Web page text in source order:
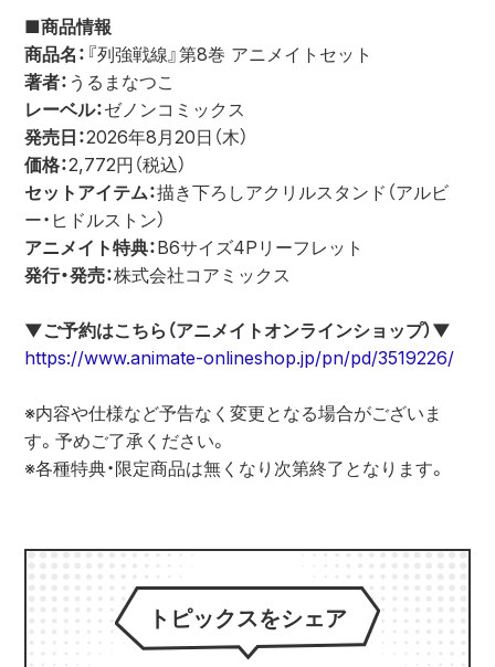
■商品情報
商品名： 『列強戦線』第8巻 アニメイトセット
著者： うるまなつこ
レーベル：ゼノンコミックス
発売日：2026年8月20日（木）
価格：2,772円（税込）
セットアイテム：描き下ろしアクリルスタンド（アルビ
ー・ヒドルストン）
アニメイト特典：B6サイズ4Pリーフレット
発行・発売：株式会社コアミックス
▼ご予約はこちら（アニメイトオンラインショップ）▼
https://www.animate-onlineshop.jp/pn/pd/3519226/
※内容や仕様など予告なく変更となる場合がございま
す。予めご了承ください。
※各種特典・限定商品は無くなり次第終了となります。
トピックスをシェア